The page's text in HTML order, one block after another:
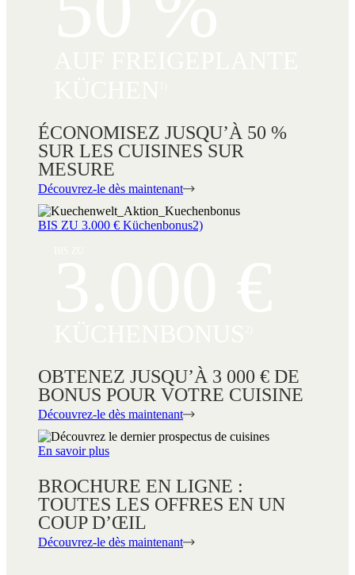
ÉCONOMISEZ JUSQU’À 50 %
SUR LES CUISINES SUR
MESURE
Découvrez-le dès maintenant
BIS ZU 3.000 € Küchenbonus2)
OBTENEZ JUSQU’À 3 000 € DE
BONUS POUR VOTRE CUISINE
Découvrez-le dès maintenant
En savoir plus
BROCHURE EN LIGNE :
TOUTES LES OFFRES EN UN
COUP D’ŒIL
Découvrez-le dès maintenant